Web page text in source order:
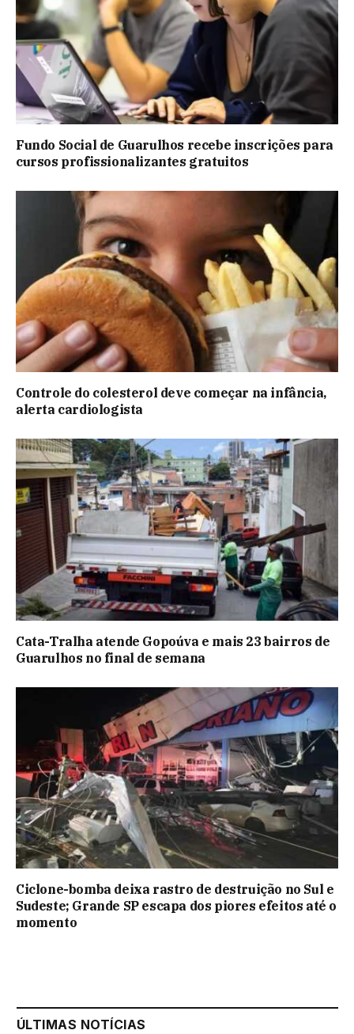
Fundo Social de Guarulhos recebe inscrições para
cursos profissionalizantes gratuitos
Controle do colesterol deve começar na infância,
alerta cardiologista
Cata-Tralha atende Gopoúva e mais 23 bairros de
Guarulhos no final de semana
Ciclone-bomba deixa rastro de destruição no Sul e
Sudeste; Grande SP escapa dos piores efeitos até o
momento
ÚLTIMAS NOTÍCIAS